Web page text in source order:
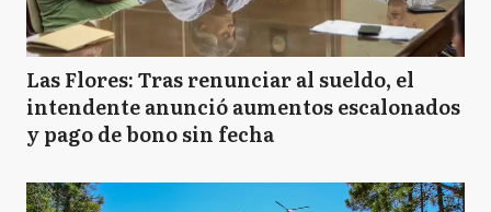
Las Flores: Tras renunciar al sueldo, el
intendente anunció aumentos escalonados
y pago de bono sin fecha